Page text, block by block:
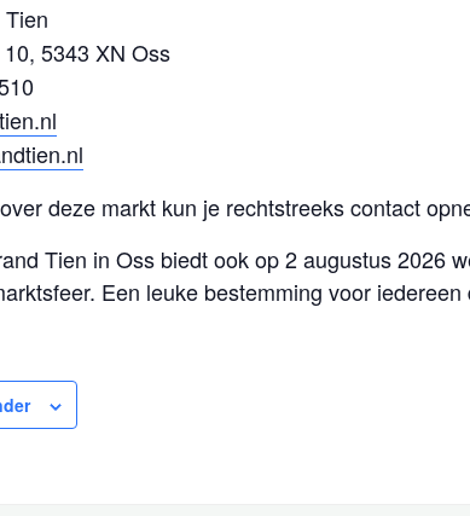
5343 XN Oss
deze markt kun je rechtstreeks contact
Tien in Oss biedt ook op 2 augustus 2026
Een leuke bestemming voor